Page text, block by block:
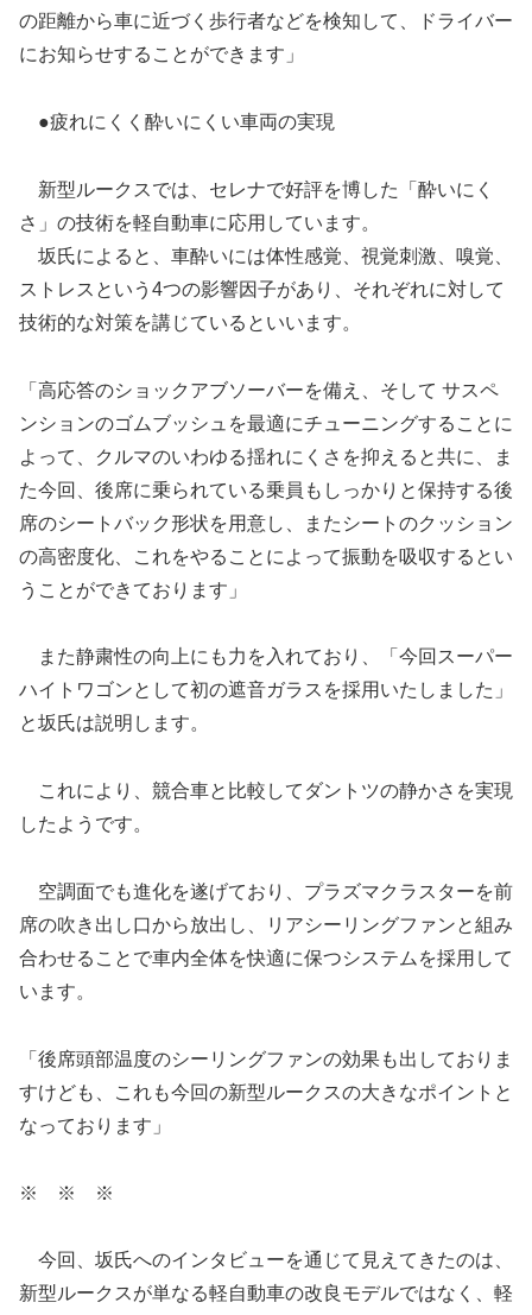
の距離から車に近づく歩行者などを検知して、ドライバー
にお知らせすることができます」
●疲れにくく酔いにくい車両の実現
新型ルークスでは、セレナで好評を博した「酔いにく
さ」の技術を軽自動車に応用しています。
坂氏によると、車酔いには体性感覚、視覚刺激、嗅覚、
ストレスという4つの影響因子があり、それぞれに対して
技術的な対策を講じているといいます。
「高応答のショックアブソーバーを備え、そして サスペ
ンションのゴムブッシュを最適にチューニングすることに
よって、クルマのいわゆる揺れにくさを抑えると共に、ま
た今回、後席に乗られている乗員もしっかりと保持する後
席のシートバック形状を用意し、またシートのクッション
の高密度化、これをやることによって振動を吸収するとい
うことができております」
また静粛性の向上にも力を入れており、「今回スーパー
ハイトワゴンとして初の遮音ガラスを採用いたしました」
と坂氏は説明します。
これにより、競合車と比較してダントツの静かさを実現
したようです。
空調面でも進化を遂げており、プラズマクラスターを前
席の吹き出し口から放出し、リアシーリングファンと組み
合わせることで車内全体を快適に保つシステムを採用して
います。
「後席頭部温度のシーリングファンの効果も出しておりま
すけども、これも今回の新型ルークスの大きなポイントと
なっております」
※ ※ ※
今回、坂氏へのインタビューを通じて見えてきたのは、
新型ルークスが単なる軽自動車の改良モデルではなく、軽